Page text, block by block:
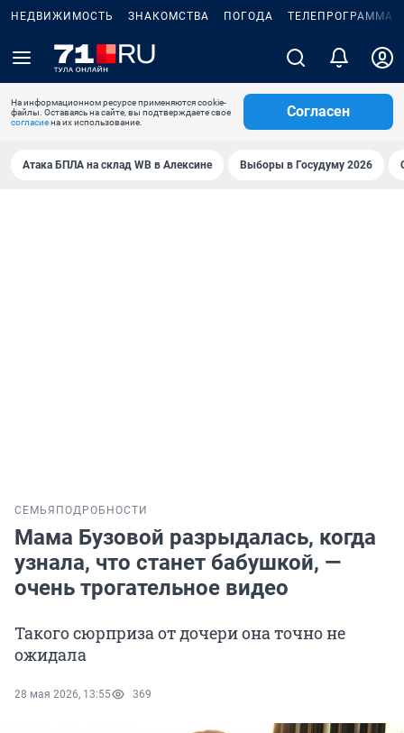
НЕДВИЖИМОСТЬ ЗНАКОМСТВА ПОГОДА ТЕЛЕПРОГРАММА
На информационном ресурсе применяются cookie-
файлы. Оставаясь на сайте, вы подтверждаете свое
согласиена их использование.
Согласен
Атака БПЛА на склад WB в Алексине Выборы в Госудуму 2026
СЕМЬЯ ПОДРОБНОСТИ
Мама Бузовой разрыдалась, когда
узнала, что станет бабушкой, —
очень трогательное видео
Такого сюрприза от дочери она точно не
ожидала
28 мая 2026, 13:55 369